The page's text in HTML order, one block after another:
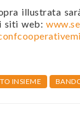
illustrata
siti web:
INSIEME